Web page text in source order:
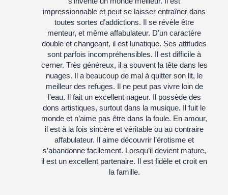
impressionnable et peut se laisser entraîner dans
toutes sortes d’addictions. Il se révèle être
menteur, et même affabulateur. D’un caractère
double et changeant, il est lunatique. Ses attitudes
sont parfois incompréhensibles. Il est difficile à
cerner. Très généreux, il a souvent la tête dans les
nuages. Il a beaucoup de mal à quitter son lit, le
meilleur des refuges. Il ne peut pas vivre loin de
l’eau. Il fait un excellent nageur. Il possède des
dons artistiques, surtout dans la musique. Il fuit le
monde et n’aime pas être dans la foule. En amour,
il est à la fois sincère et véritable ou au contraire
affabulateur. Il aime découvrir l’érotisme et
s’abandonne facilement. Lorsqu’il devient mature,
il est un excellent partenaire. Il est fidèle et croit en
la famille.